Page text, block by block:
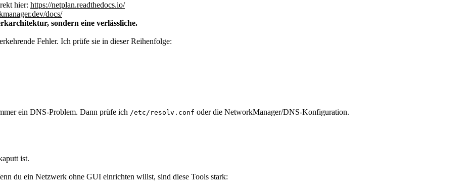
hier: https://netplan.readthedocs.io/
docs/
sondern eine verlässliche.
Fehler. Ich prüfe sie in dieser Reihenfolge:
ein DNS-Problem. Dann prüfe ich /etc/resolv.conf oder die NetworkManager/DNS-Konfiguration.
ist.
du ein Netzwerk ohne GUI einrichten willst, sind diese Tools stark: